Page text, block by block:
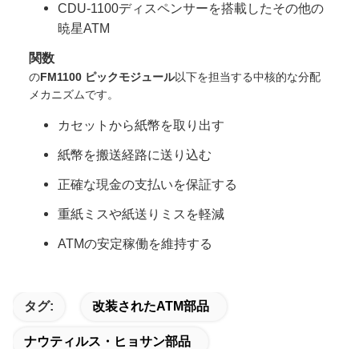
CDU-1100ディスペンサーを搭載したその他の
暁星ATM
関数
のFM1100 ピックモジュール以下を担当する中核的な分配
メカニズムです。
カセットから紙幣を取り出す
紙幣を搬送経路に送り込む
正確な現金の支払いを保証する
重紙ミスや紙送りミスを軽減
ATMの安定稼働を維持する
タグ: 改装されたATM部品
ナウティルス・ヒョサン部品